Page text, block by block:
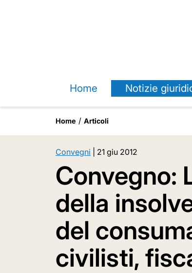
Home Notizie
Home Articoli
Convegni 21 giu 2012
Convegno:
della
del
civilisti,